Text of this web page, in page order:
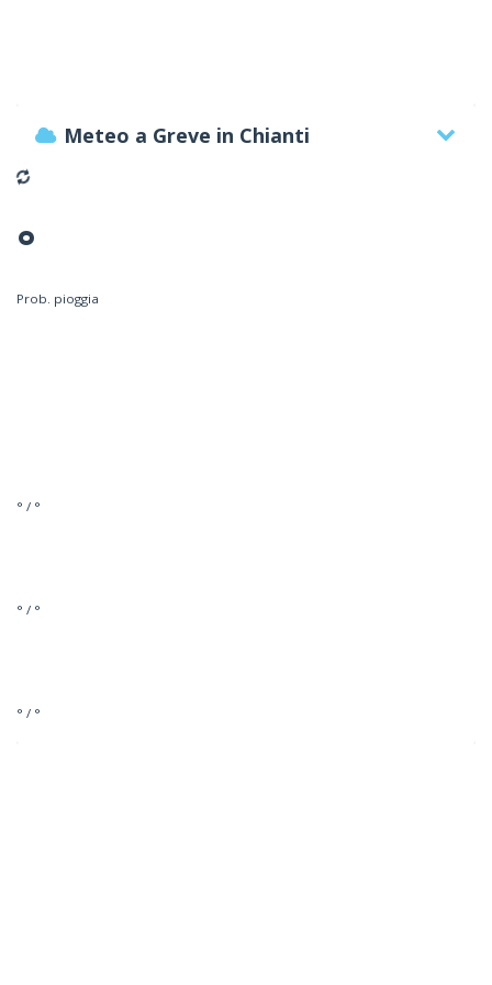
Meteo a Greve in Chianti
°
Prob. pioggia
° / °
° / °
° / °